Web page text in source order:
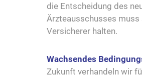
die Entscheidung des
Ärzteausschusses muss
Versicherer halten.
Wachsendes
Zukunft verhandeln wir